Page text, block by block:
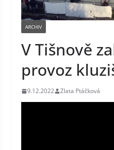
ARCHIV
V Tišnově
provoz
9.12.2022 Zlata Ptáčková